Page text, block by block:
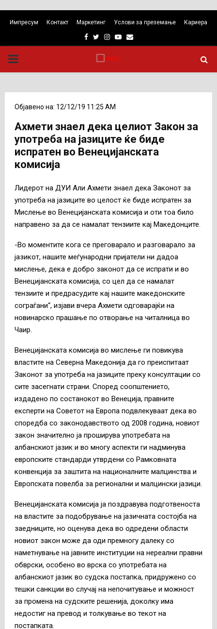
Импресум Контакт Маркетинг Услови за преземање Кариера
Facebook
TwitterInstagram
Youtube
Email
PRIMARY
Објавено на: 12/12/19 11:25 AM
Ахмети знаел дека целиот Закон за
употреба на јазиците ќе биде
испратен во Венецијанската
комисија
Лидерот на ДУИ Али Ахмети знаел дека Законот за
употреба на јазиците во целост ќе биде испратен за
Мислење во Венецијанската комисија и оти тоа било
направено за да се намалат тензиите кај Македонците.
-Во моментите кога се преговарало и разговарало за
јазикот, нашите меѓународни пријатели ни дадоа
мислење, дека е добро законот да се испрати и во
Венецијанската комисија, со цел да се намалат
тензиите и предрасудите кај нашите македонските
сограѓани“, изјави вчера Ахмети одговарајќи на
новинарско прашање по отворање на читалница во
Чаир.
Венецијанската комисија во мислење ги повикува
властите на Северна Македонија да го преиспитаат
Законот за употреба на јазиците преку консултации со
сите засегнати страни. Според соопштението,
издадено по состанокот во Венеција, правните
експерти на Советот на Европа подвлекуваат дека во
споредба со законодавството од 2008 година, новиот
закон значително ја проширува употребата на
албанскиот јазик и во многу аспекти ги надминува
европските стандарди утврдени со Рамковната
конвенција за заштита на националните малцинства и
Европската повелба за регионални и малцински јазици.
Венецијанската комисија ја поздравува подготвеноста
на властите за подобрување на јазичната состојба на
заедниците, но оценува дека во одредени области
новиот закон може да оди премногу далеку со
наметнување на јавните институции на нереални правни
обврски, особено во врска со употребата на
албанскиот јазик во судска постапка, придружено со
тешки санкции во случај на непочитување и можност
за промена на судските решенија, доколку има
недостиг на превод и толкување во текот на
постапката.